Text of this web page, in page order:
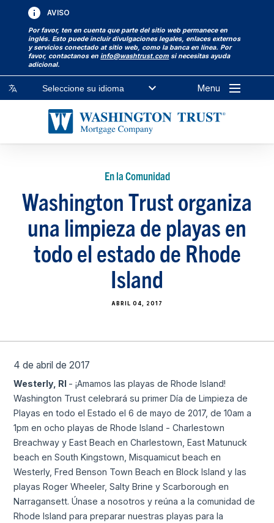
AVISO
Por favor, ten en cuenta que parte del sitio web permanece en
inglés. Esto puede incluir divulgaciones legales, enlaces externos
y servicios conectado at sitio web, como la banca en línea. Por
favor, contactanos eninfo@washtrust.com si necesitas ayuda
adicional.
Seleccione su idioma Menu
En la Comunidad
Washington Trust organiza
una limpieza de playas en
todo el estado de Rhode
Island
ABRIL 04, 2017
4 de abril de 2017
Westerly, RI - ¡Amamos las playas de Rhode Island!
Washington Trust celebrará su primer Día de Limpieza de
Playas en todo el Estado el 6 de mayo de 2017, de 10am a
1pm en ocho playas de Rhode Island - Charlestown
Breachway y East Beach en Charlestown, East Matunuck
beach en South Kingstown, Misquamicut beach en
Westerly, Fred Benson Town Beach en Block Island y las
playas Roger Wheeler, Salty Brine y Scarborough en
Narragansett. Únase a nosotros y reúna a la comunidad de
Rhode Island para preparar nuestras playas para la